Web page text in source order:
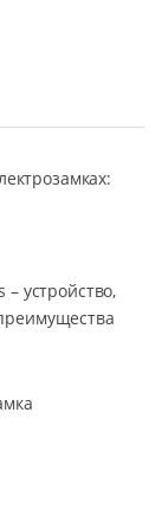
устройство,